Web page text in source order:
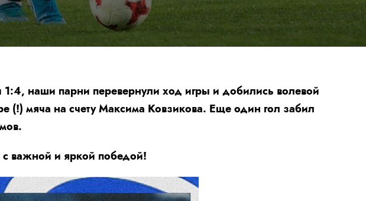
наши парни перевернули ход игры и добились волевой
мяча на счету Максима Ковзикова. Еще один гол забил
важной и яркой победой!